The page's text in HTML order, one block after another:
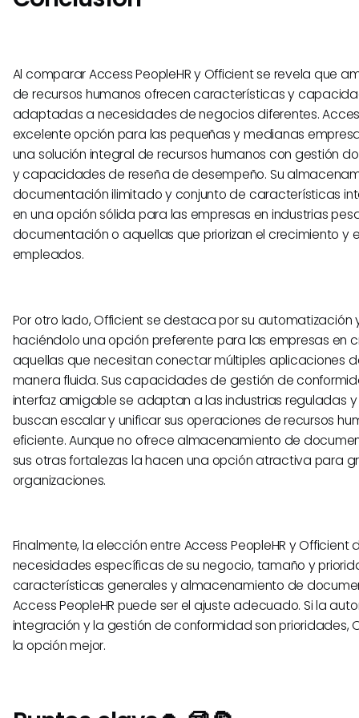
Al comparar Access PeopleHR y Officient se revela que
de recursos humanos ofrecen características y
adaptadas a necesidades de negocios diferentes.
excelente opción para las pequeñas y medianas
una solución integral de recursos humanos con gestión
y capacidades de reseña de desempeño. Su
documentación ilimitado y conjunto de características
en una opción sólida para las empresas en industrias
documentación o aquellas que priorizan el crecimiento y
empleados.
Por otro lado, Officient se destaca por su automatización
haciéndolo una opción preferente para las empresas en
aquellas que necesitan conectar múltiples aplicaciones
manera fluida. Sus capacidades de gestión de
interfaz amigable se adaptan a las industrias reguladas
buscan escalar y unificar sus operaciones de recursos
eficiente. Aunque no ofrece almacenamiento de
sus otras fortalezas la hacen una opción atractiva para
organizaciones.
Finalmente, la elección entre Access PeopleHR y Officient
necesidades específicas de su negocio, tamaño y
características generales y almacenamiento de
Access PeopleHR puede ser el ajuste adecuado. Si la
integración y la gestión de conformidad son prioridades,
la opción mejor.